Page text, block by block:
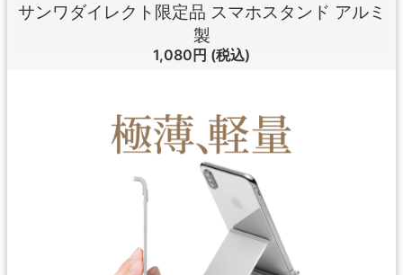
サンワダイレクト限定品 スマホスタンド アルミ
製
1,080円 (税込)